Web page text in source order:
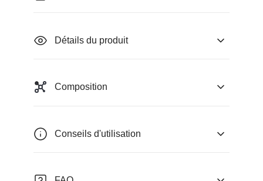
Détails du produit
Composition
Conseils d'utilisation